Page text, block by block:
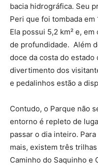
bacia hidrográfica. Seu
Peri que foi tombada em
Ela possui 5,2 km² e,
de profundidade. Além
doce da costa do estado
divertimento dos
e pedalinhos estão a
Contudo, o Parque não
entorno é repleto de
passar o dia inteiro.
mais, existem três
Caminho do Saquinho e